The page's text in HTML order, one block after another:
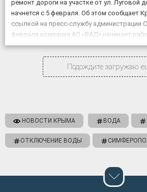
ремонт дороги на участке от ул. Луговой
начнется с 5 февраля. Об этом сообщает
ссылкой на пресс-службу администрации
февраля компания АО «ВАД» начинает
объекта «Дублирующий […]
Подождите загружаю
НОВОСТИ КРЫМА ВОДА
ОТКЛЮЧЕНИЕ ВОДЫ